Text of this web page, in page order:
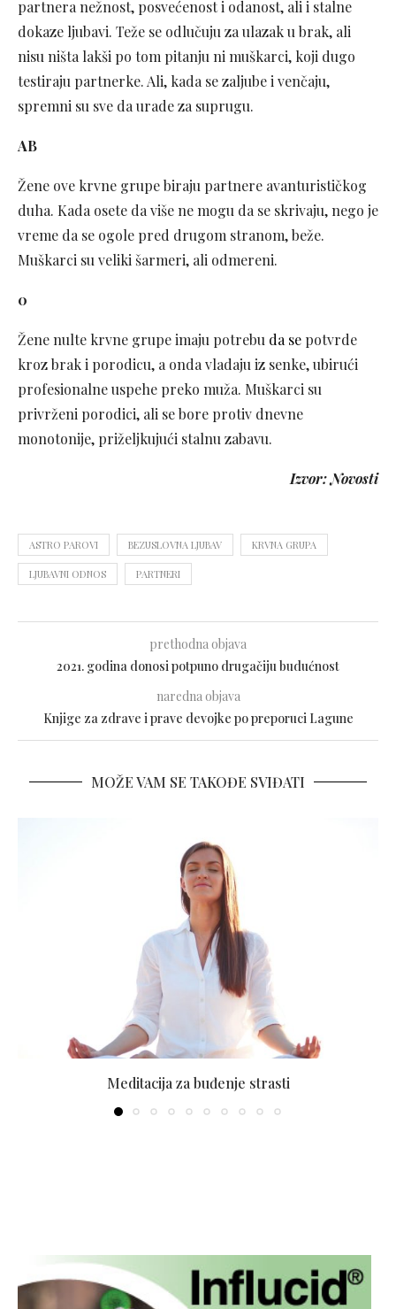
partnera nežnost, posvećenost i odanost, ali i stalne
dokaze ljubavi. Teže se odlučuju za ulazak u brak, ali
nisu ništa lakši po tom pitanju ni muškarci, koji dugo
testiraju partnerke. Ali, kada se zaljube i venčaju,
spremni su sve da urade za suprugu.
AB
Žene ove krvne grupe biraju partnere avanturističkog
duha. Kada osete da više ne mogu da se skrivaju, nego je
vreme da se ogole pred drugom stranom, beže.
Muškarci su veliki šarmeri, ali odmereni.
0
Žene nulte krvne grupe imaju potrebu da se potvrde
kroz brak i porodicu, a onda vladaju iz senke, ubirući
profesionalne uspehe preko muža. Muškarci su
privrženi porodici, ali se bore protiv dnevne
monotonije, priželjkujući stalnu zabavu.
Izvor: Novosti
ASTRO PAROVI BEZUSLOVNA LJUBAV KRVNA GRUPA
LJUBAVNI ODNOS PARTNERI
prethodna objava
2021. godina donosi potpuno drugačiju budućnost
naredna objava
Knjige za zdrave i prave devojke po preporuci Lagune
MOŽE VAM SE TAKOĐE SVIĐATI
Meditacija za buđenje strasti